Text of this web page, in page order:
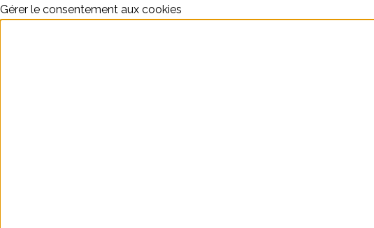
Gérer le consentement aux cookies